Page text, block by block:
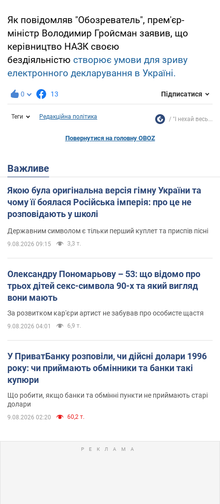
Як повідомляв "Обозреватель", прем'єр-
міністр Володимир Гройсман заявив, що
керівництво НАЗК своєю
бездіяльністю створює умови для зриву
електронного декларування в Україні.
0 13 Підписатися
Теги Редакційна політика "І нехай весь...
Повернутися на головну OBOZ
Важливе
Якою була оригінальна версія гімну України та
чому її боялася Російська імперія: про це не
розповідають у школі
Державним символом є тільки перший куплет та приспів пісні
9.08.2026 09:15 3,3 т.
Олександру Пономарьову – 53: що відомо про
трьох дітей секс-символа 90-х та який вигляд
вони мають
За розвитком кар'єри артист не забував про особисте щастя
9.08.2026 04:01 6,9 т.
У ПриватБанку розповіли, чи дійсні долари 1996
року: чи приймають обмінники та банки такі
купюри
Що робити, якщо банки та обмінні пункти не приймають старі
долари
9.08.2026 02:20 60,2 т.